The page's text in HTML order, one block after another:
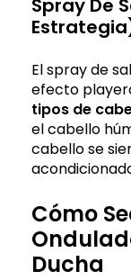
Spray De
El spray de
efecto
tipos de
el cabello
cabello se
Cómo
Ducha